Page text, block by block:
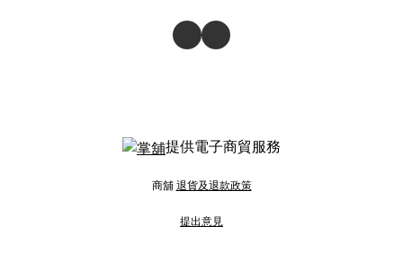
提供電子商貿服務
商舖 退貨及退款政策
提出意見